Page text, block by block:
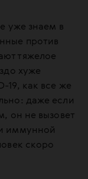
уже знаем в
против
тяжелое
хуже
19, как все же
даже если
он не вызовет
иммунной
скоро